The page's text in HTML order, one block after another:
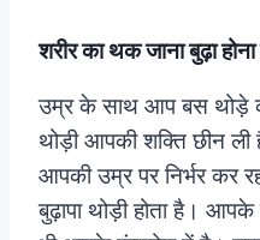
शरीर का थक जाना बुढ़ा होना
उम्र के साथ आप बस थोड़े
थोड़ी आपकी शक्ति छीन
आपकी उम्र पर निर्भर कर
बुढ़ापा थोड़ी होता है।